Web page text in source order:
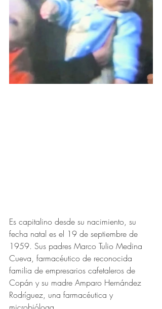
Es capitalino desde su nacimiento, su
fecha natal es el 19 de septiembre de
1959. Sus padres Marco Tulio Medina
Cueva, farmacéutico de reconocida
familia de empresarios cafetaleros de
Copán y su madre Amparo Hernández
Rodríguez, una farmacéutica y